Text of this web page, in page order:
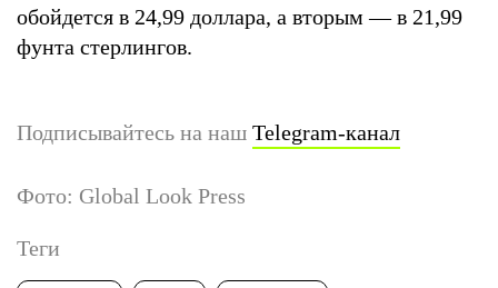
обойдется в 24,99 доллара, а вторым — в 21,99
фунта стерлингов.
Подписывайтесь на наш Telegram-канал
Фото: Global Look Press
Теги